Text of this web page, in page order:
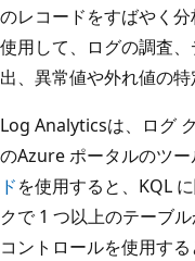
のレコードをすばやく
使用して、ログの調査
出、異常値や外れ値の特
Log Analyticsは、ログ
のAzure ポータルのツー
ドを使用すると、KQL
クで 1 つ以上のテーブ
コントロールを使用す